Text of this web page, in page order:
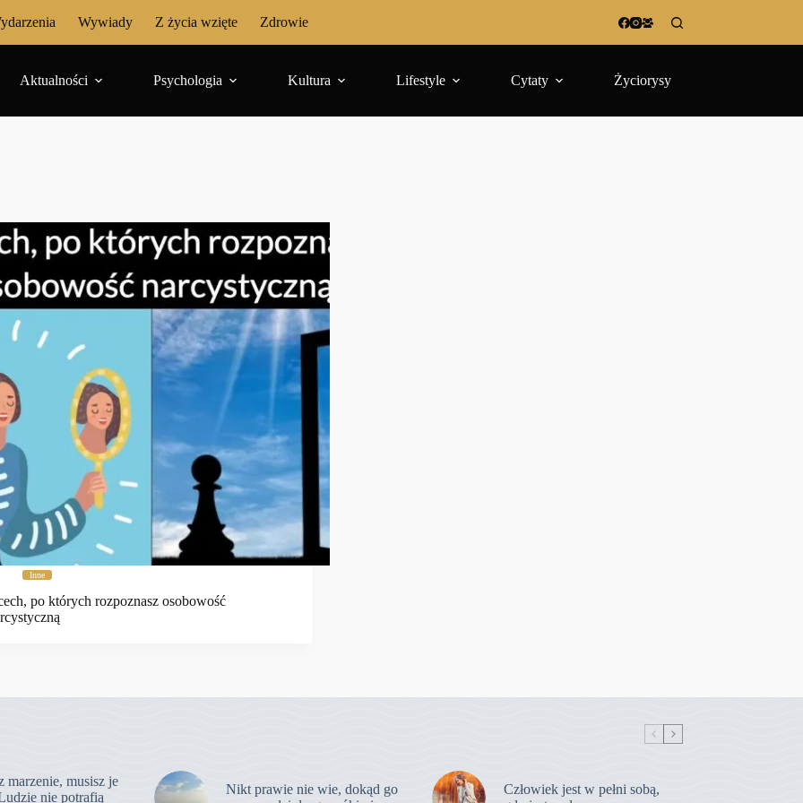
Wywiady Z życia wzięte Zdrowie
Aktualności Psychologia Kultura Lifestyle Cytaty Życiorysy
Inne
po których rozpoznasz osobowość
marzenie, musisz je
nie potrafią
Nikt prawie nie wie, dokąd go
Człowiek jest w pełni sobą,